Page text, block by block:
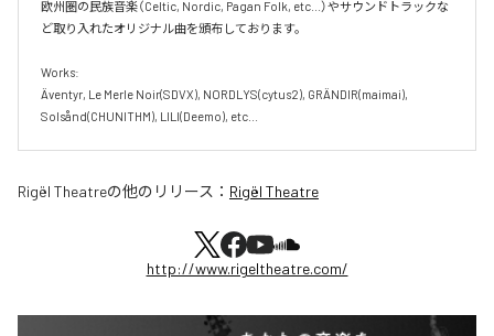
欧州圏の民族音楽（Celtic, Nordic, Pagan Folk, etc...）やサウンドトラックな
ど取り入れたオリジナル曲を頒布しております。
Works:
Äventyr, Le Merle Noir(SDVX), NORDLYS(cytus2), GRÄNDIR(maimai),
Solsånd(CHUNITHM), LILI(Deemo), etc...
Rigël Theatreの他のリリース： Rigël Theatre
http://www.rigeltheatre.com/